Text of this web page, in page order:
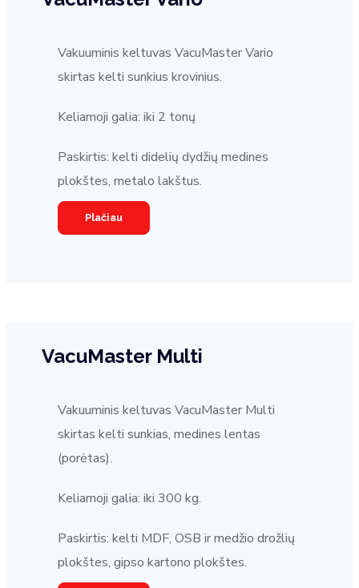
Vakuuminis keltuvas VacuMaster Vario
skirtas kelti sunkius krovinius.
Keliamoji galia: iki 2 tonų
Paskirtis: kelti didelių dydžių medines
plokštes, metalo lakštus.
Plačiau
VacuMaster Multi
Vakuuminis keltuvas VacuMaster Multi
skirtas kelti sunkias, medines lentas
(porėtas).
Keliamoji galia: iki 300 kg.
Paskirtis:kelti MDF, OSB ir medžio drožlių
plokštes, gipso kartono plokštes.